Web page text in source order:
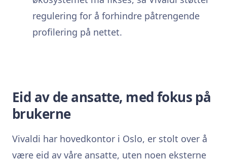
regulering for å forhindre påtrengende
profilering på nettet.
Eid av de ansatte, med fokus på
brukerne
Vivaldi har hovedkontor i Oslo, er stolt over å
være eid av våre ansatte, uten noen eksterne